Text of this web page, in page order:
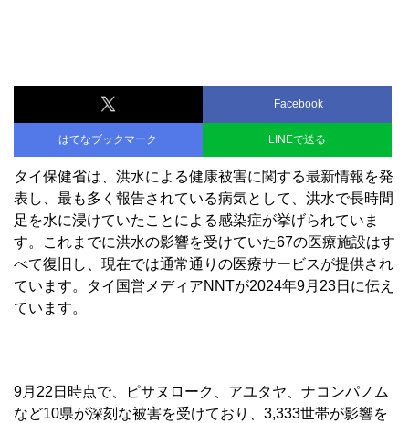
Facebook
はてなブックマーク LINEで送る
タイ保健省は、洪水による健康被害に関する最新情報を発
表し、最も多く報告されている病気として、洪水で長時間
足を水に浸けていたことによる感染症が挙げられていま
す。これまでに洪水の影響を受けていた67の医療施設はす
べて復旧し、現在では通常通りの医療サービスが提供され
ています。タイ国営メディアNNTが2024年9月23日に伝え
ています。
9月22日時点で、ピサヌローク、アユタヤ、ナコンパノム
など10県が深刻な被害を受けており、3,333世帯が影響を